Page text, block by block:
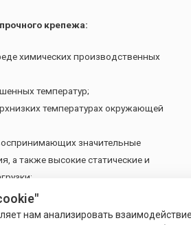
крепежа:
химических производственных
температур;
температурах окружающей
значительные
а также высокие статические и
трубопроводов и запорной
нам анализировать